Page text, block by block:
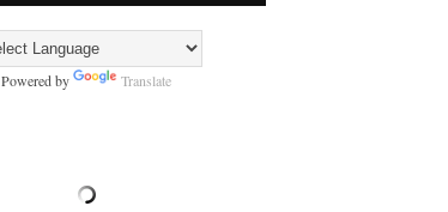
Powered by Translate